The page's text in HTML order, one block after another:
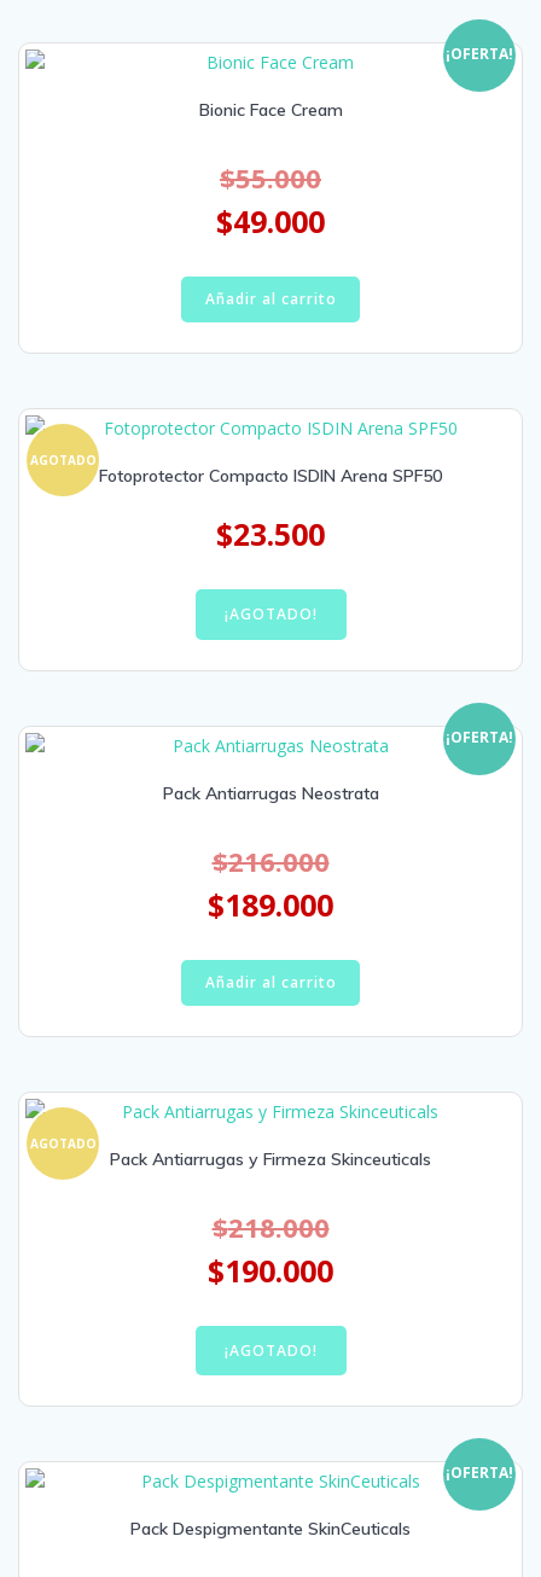
¡OFERTA!
Bionic Face Cream
$55.000
$49.000
Añadir al carrito
AGOTADO
Fotoprotector Compacto ISDIN Arena SPF50
$23.500
¡AGOTADO!
¡OFERTA!
Pack Antiarrugas Neostrata
$216.000
$189.000
Añadir al carrito
AGOTADO
Pack Antiarrugas y Firmeza Skinceuticals
$218.000
$190.000
¡AGOTADO!
¡OFERTA!
Pack Despigmentante SkinCeuticals